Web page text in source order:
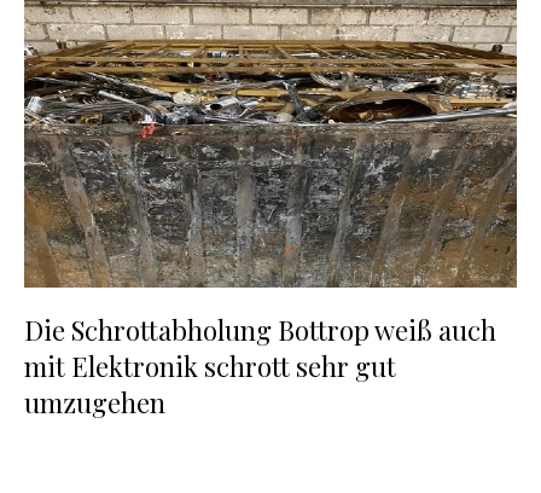
Die Schrottabholung Bottrop weiß auch
mit Elektronik schrott sehr gut
umzugehen